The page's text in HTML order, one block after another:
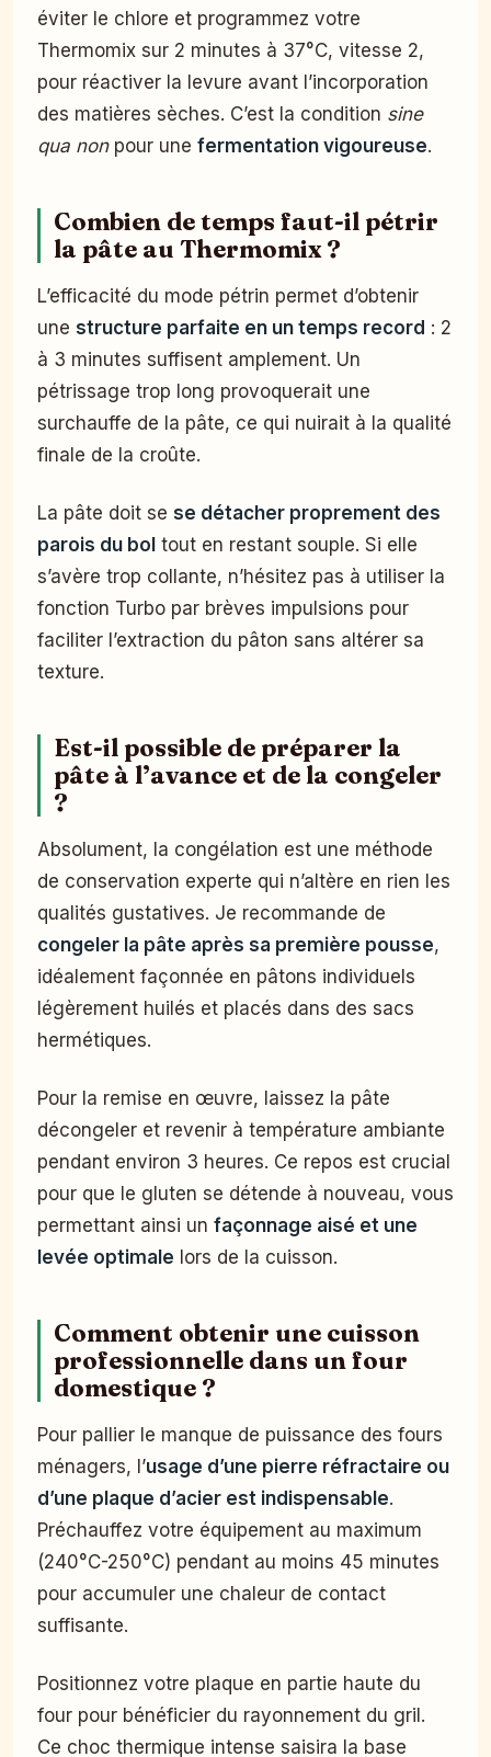
éviter le chlore et programmez votre
Thermomix sur 2 minutes à 37°C, vitesse 2,
pour réactiver la levure avant l’incorporation
des matières sèches. C’est la condition sine
qua nonpour une fermentation vigoureuse.
Combien de temps faut-il pétrir
la pâte au Thermomix ?
L’efficacité du mode pétrin permet d’obtenir
une structure parfaite en un temps record : 2
à 3 minutes suffisent amplement. Un
pétrissage trop long provoquerait une
surchauffe de la pâte, ce qui nuirait à la qualité
finale de la croûte.
La pâte doit se se détacher proprement des
parois du bol tout en restant souple. Si elle
s’avère trop collante, n’hésitez pas à utiliser la
fonction Turbo par brèves impulsions pour
faciliter l’extraction du pâton sans altérer sa
texture.
Est-il possible de préparer la
pâte à l’avance et de la congeler
?
Absolument, la congélation est une méthode
de conservation experte qui n’altère en rien les
qualités gustatives. Je recommande de
congeler la pâte après sa première pousse,
idéalement façonnée en pâtons individuels
légèrement huilés et placés dans des sacs
hermétiques.
Pour la remise en œuvre, laissez la pâte
décongeler et revenir à température ambiante
pendant environ 3 heures. Ce repos est crucial
pour que le gluten se détende à nouveau, vous
permettant ainsi un façonnage aisé et une
levée optimale lors de la cuisson.
Comment obtenir une cuisson
professionnelle dans un four
domestique ?
Pour pallier le manque de puissance des fours
ménagers, l’usage d’une pierre réfractaire ou
d’une plaque d’acier est indispensable.
Préchauffez votre équipement au maximum
(240°C-250°C) pendant au moins 45 minutes
pour accumuler une chaleur de contact
suffisante.
Positionnez votre plaque en partie haute du
four pour bénéficier du rayonnement du gril.
Ce choc thermique intense saisira la base